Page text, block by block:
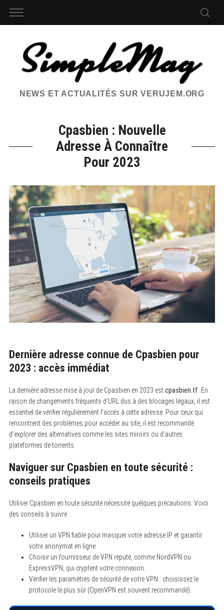
NEWS ET ACTUALITÉS SUR VERUJEM.ORG
Cpasbien : Nouvelle
Adresse À Connaître
Pour 2023
Dernière adresse connue de Cpasbien pour
2023 : accès immédiat
La dernière adresse mise à jour de Cpasbien en 2023 estcpasbien.tf . En
raison de changements fréquents d’URL dus à des blocages légaux, il est
essentiel de vérifier régulièrement l’accès à cette adresse. Pour ceux qui
rencontrent des problèmes pour accéder au site, il est recommandé
d’explorer des alternatives comme les sites miroirs ou d’autres
plateformes de torrents.
Naviguer sur Cpasbien en toute sécurité :
conseils pratiques
Utiliser Cpasbien en toute sécurité nécessite quelques précautions. Voici
des conseils à suivre :
Utiliser un VPN fiable pour masquer votre adresse IP et garantir
votre anonymat en ligne.
Choisir un fournisseur de VPN réputé, comme NordVPN ou
ExpressVPN, qui cryptent votre connexion.
Vérifier les paramètres de sécurité de votre VPN : choisissez le
protocole le plus sûr (OpenVPN est souvent recommandé).